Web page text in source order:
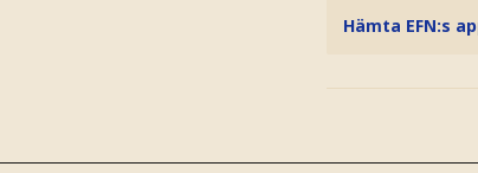
Hämta EFN:s